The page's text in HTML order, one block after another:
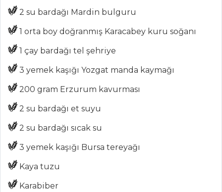
MENÜLER
Tüm
Kategoriler
PATATESLİ İNCİK
2 su bardağı Mardin bulguru
1 orta boy doğranmış Karacabey kuru soğanı
1 çay bardağı tel şehriye
3 yemek kaşığı Yozgat manda kaymağı
200 gram Erzurum kavurması
2 su bardağı et suyu
2 su bardağı sıcak su
3 yemek kaşığı Bursa tereyağı
Kaya tuzu
Karabiber